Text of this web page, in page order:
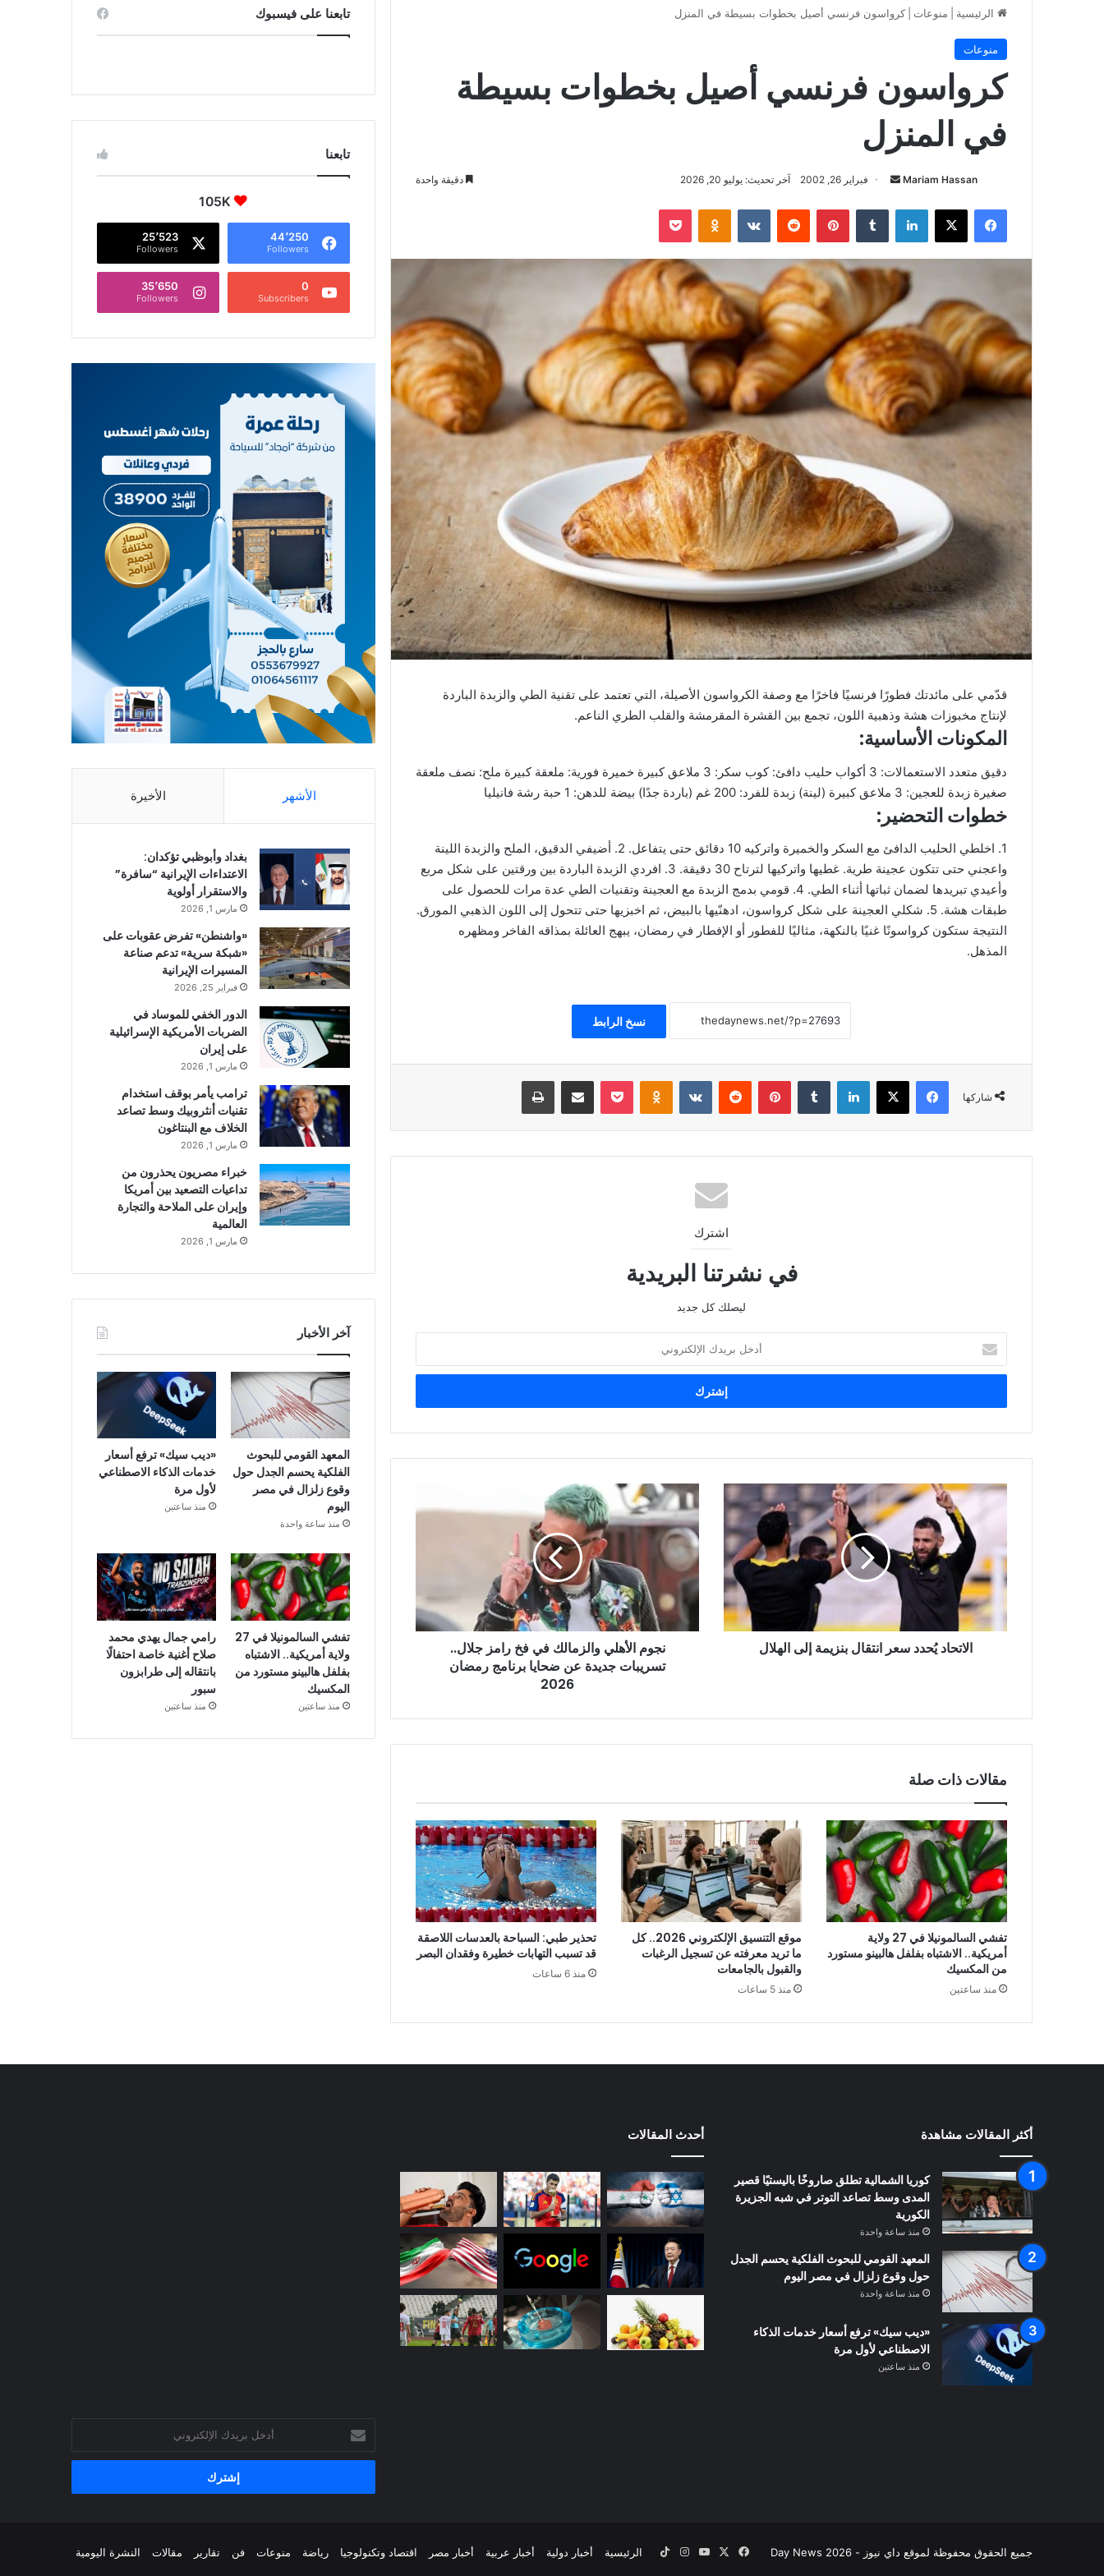
الرئيسية منوعات كرواسون فرنسي أصيل بخطوات بسيطة في المنزل
منوعات
كرواسون فرنسي أصيل بخطوات بسيطة
في المنزل
Mariam Hassan
أرسل
إلكترونيا
فبراير 26, 2002 آخر تحديث: يوليو 20, 2026 دقيقة واحدة
فيسبوك ‫X لينكدإن بينتيريست Odnoklassniki
‫Pocket
قدّمي على مائدتك فطورًا فرنسيًا فاخرًا مع وصفة الكرواسون الأصيلة، التي تعتمد على تقنية الطي والزبدة الباردة
لإنتاج مخبوزات هشة وذهبية اللون، تجمع بين القشرة المقرمشة والقلب الطري الناعم.
المكونات الأساسية:
دقيق متعدد الاستعمالات: 3 أكواب حليب دافئ: كوب سكر: 3 ملاعق كبيرة خميرة فورية: ملعقة كبيرة ملح: نصف ملعقة
صغيرة زبدة للعجين: 3 ملاعق كبيرة (لينة) زبدة للفرد: 200 غم (باردة جدًا) بيضة للدهن: 1 حبة رشة فانيليا
خطوات التحضير:
1. اخلطي الحليب الدافئ مع السكر والخميرة واتركيه 10 دقائق حتى يتفاعل. 2. أضيفي الدقيق، الملح والزبدة اللينة
واعجني حتى تتكون عجينة طرية. غطيها واتركيها لترتاح 30 دقيقة. 3. افردي الزبدة الباردة بين ورقتين على شكل مربع
وأعيدي تبريدها لضمان ثباتها أثناء الطي. 4. قومي بدمج الزبدة مع العجينة وتقنيات الطي عدة مرات للحصول على
طبقات هشة. 5. شكلي العجينة على شكل كرواسون، ادهنّيها بالبيض، ثم اخبزيها حتى تتحول إلى اللون الذهبي المورق.
النتيجة ستكون كرواسونًا غنيًا بالنكهة، مثاليًا للفطور أو الإفطار في رمضان، يبهج العائلة بمذاقه الفاخر ومظهره
المذهل.
نسخ الرابط
شاركها
فيسبوك ‫X لينكدإن بينتيريست Odnoklassniki
‫Pocket مشاركة عبر البريد طباعة
اشترك
في نشرتنا البريدية
ليصلك كل جديد
بريدك
الإلكتروني
الاتحاد
بنزيمة
إلى
الهلال
الاتحاد يُحدد سعر انتقال بنزيمة إلى الهلال
نجوم
الأهلي
والزمالك
في
فخ
رامز
جلال..
تسريبات
جديدة
2026
نجوم الأهلي والزمالك في فخ رامز جلال..
تسريبات جديدة عن ضحايا برنامج رمضان
2026
مقالات ذات صلة
تفشي السالمونيلا في 27 ولاية
أمريكية.. الاشتباه بفلفل هالبينو مستورد
من المكسيك
منذ ساعتين
موقع التنسيق الإلكتروني 2026.. كل
ما تريد معرفته عن تسجيل الرغبات
والقبول بالجامعات
منذ 5 ساعات
تحذير طبي: السباحة بالعدسات اللاصقة
قد تسبب التهابات خطيرة وفقدان البصر
منذ 6 ساعات
تابعنا على فيسبوك
تابعنا
105K
44٬250
Followers
25٬523
Followers
0
Subscribers
35٬650
Followers
الأشهر الأخيرة
بغداد وأبوظبي تؤكدان:
الاعتداءات الإيرانية “سافرة”
والاستقرار أولوية
مارس 1, 2026
«واشنطن» تفرض عقوبات على
«شبكة سرية» تدعم صناعة
المسيرات الإيرانية
فبراير 25, 2026
الدور الخفي للموساد في
الضربات الأمريكية الإسرائيلية
على إيران
مارس 1, 2026
ترامب يأمر بوقف استخدام
تقنيات أنثروبيك وسط تصاعد
الخلاف مع البنتاغون
مارس 1, 2026
خبراء مصريون يحذرون من
تداعيات التصعيد بين أمريكا
وإيران على الملاحة والتجارة
العالمية
مارس 1, 2026
آخر الأخبار
المعهد القومي للبحوث
الفلكية يحسم الجدل حول
وقوع زلزال في مصر
اليوم
منذ ساعة واحدة
«ديب سيك» ترفع أسعار
خدمات الذكاء الاصطناعي
لأول مرة
منذ ساعتين
تفشي السالمونيلا في 27
ولاية أمريكية.. الاشتباه
بفلفل هالبينو مستورد من
المكسيك
منذ ساعتين
رامي جمال يهدي محمد
صلاح أغنية خاصة احتفالًا
بانتقاله إلى طرابزون
سبور
منذ ساعتين
أكثر المقالات مشاهدة
كوريا الشمالية تطلق صاروخًا باليستيًا قصير
المدى وسط تصاعد التوتر في شبه الجزيرة
الكورية
منذ ساعة واحدة
المعهد القومي للبحوث الفلكية يحسم الجدل
حول وقوع زلزال في مصر اليوم
منذ ساعة واحدة
«ديب سيك» ترفع أسعار خدمات الذكاء
الاصطناعي لأول مرة
منذ ساعتين
أحدث المقالات
بريدك
الإلكتروني
جميع الحقوق محفوظة لموقع داي نيوز - Day News 2026 الرئيسية أخبار دولية أخبار عربية أخبار مصر اقتصاد وتكنولوجيا رياضة منوعات فن تقارير مقالات النشرة اليومية فيسبوك ‫YouTubeانستقرام‫TikTok